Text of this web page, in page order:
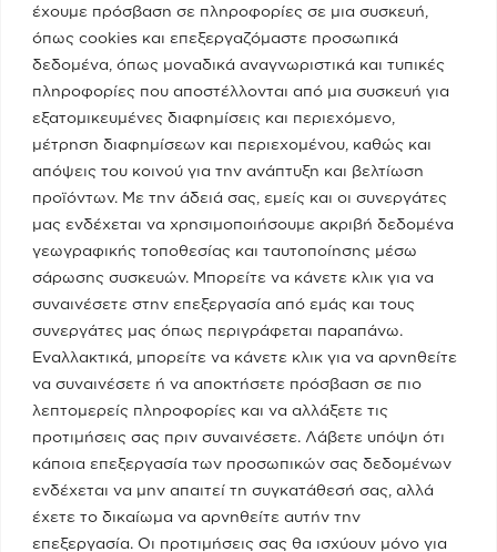
έχουμε πρόσβαση σε πληροφορίες σε μια συσκευή,
όπως cookies και επεξεργαζόμαστε προσωπικά
δεδομένα, όπως μοναδικά αναγνωριστικά και τυπικές
πληροφορίες που αποστέλλονται από μια συσκευή για
εξατομικευμένες διαφημίσεις και περιεχόμενο,
μέτρηση διαφημίσεων και περιεχομένου, καθώς και
απόψεις του κοινού για την ανάπτυξη και βελτίωση
προϊόντων. Με την άδειά σας, εμείς και οι συνεργάτες
μας ενδέχεται να χρησιμοποιήσουμε ακριβή δεδομένα
γεωγραφικής τοποθεσίας και ταυτοποίησης μέσω
σάρωσης συσκευών. Μπορείτε να κάνετε κλικ για να
συναινέσετε στην επεξεργασία από εμάς και τους
συνεργάτες μας όπως περιγράφεται παραπάνω.
Εναλλακτικά, μπορείτε να κάνετε κλικ για να αρνηθείτε
να συναινέσετε ή να αποκτήσετε πρόσβαση σε πιο
λεπτομερείς πληροφορίες και να αλλάξετε τις
προτιμήσεις σας πριν συναινέσετε. Λάβετε υπόψη ότι
κάποια επεξεργασία των προσωπικών σας δεδομένων
ενδέχεται να μην απαιτεί τη συγκατάθεσή σας, αλλά
έχετε το δικαίωμα να αρνηθείτε αυτήν την
επεξεργασία. Οι προτιμήσεις σας θα ισχύουν μόνο για
08/05/2023
Real fm / Νίκος Χατζηνικολάου
05/05/2023
Κατηγορίες
Ποια Είμαι
Το Υπουργείο
Πειραιάς - Νησιά
Media